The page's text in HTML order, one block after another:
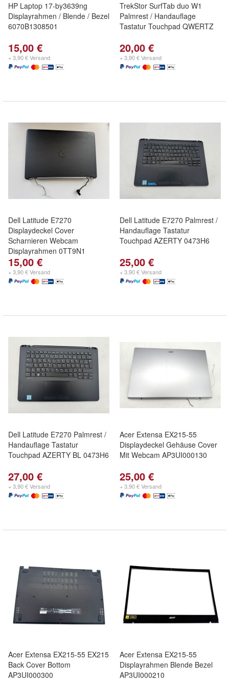
HP Laptop 17-by3639ng
Displayrahmen / Blende / Bezel
6070B1308501
15,00 €
+ 3,90 € Versand
TrekStor SurfTab duo W1
Palmrest / Handauflage
Tastatur Touchpad QWERTZ
20,00 €
+ 3,90 € Versand
Dell Latitude E7270
Displaydeckel Cover
Scharnieren Webcam
Displayrahmen 0TT9N1
15,00 €
+ 3,90 € Versand
Dell Latitude E7270 Palmrest /
Handauflage Tastatur
Touchpad AZERTY 0473H6
25,00 €
+ 3,90 € Versand
Dell Latitude E7270 Palmrest /
Handauflage Tastatur
Touchpad AZERTY BL 0473H6
27,00 €
+ 3,90 € Versand
Acer Extensa EX215-55
Displaydeckel Gehäuse Cover
Mit Webcam AP3UI000130
25,00 €
+ 3,90 € Versand
Acer Extensa EX215-55 EX215
Back Cover Bottom
AP3UI000300
Acer Extensa EX215-55
Displayrahmen Blende Bezel
AP3UI000210